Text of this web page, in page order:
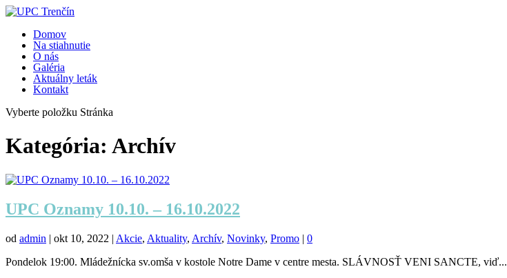
Domov
Na stiahnutie
O nás
Galéria
Aktuálny leták
Kontakt
Vyberte položku Stránka
Kategória: Archív
UPC Oznamy 10.10. – 16.10.2022
od admin | okt 10, 2022 | Akcie, Aktuality, Archív, Novinky, Promo | 0
Pondelok 19:00. Mládežnícka sv.omša v kostole Notre Dame v centre mesta. SLÁVNOSŤ VENI SANCTE, viď...